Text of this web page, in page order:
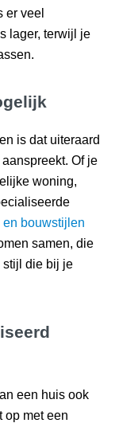
er veel
lager, terwijl je
is dat uiteraard
Of je
woning,
bouwstijlen
samen, die
stijl die bij je
een huis ook
op met een